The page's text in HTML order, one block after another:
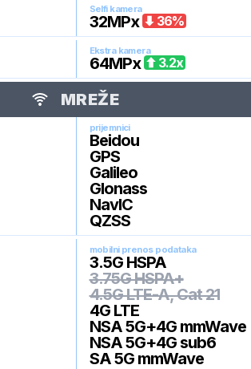
Selfi kamera
32MPx 36%
Ekstra kamera
64MPx 3.2x
MREŽE
prijemnici
Beidou
GPS
Galileo
Glonass
NavIC
QZSS
mobilni prenos podataka
3.5G HSPA
3.75G HSPA+
4.5G LTE-A, Cat 21
4G LTE
NSA 5G+4G mmWave
NSA 5G+4G sub6
SA 5G mmWave